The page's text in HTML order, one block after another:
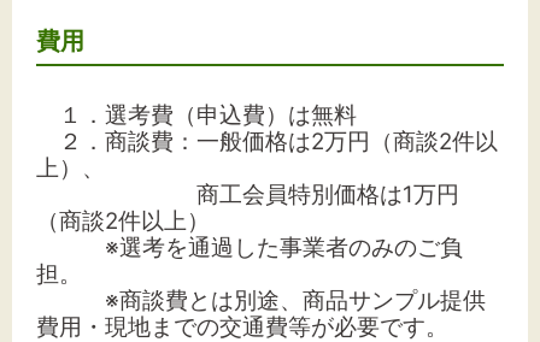
費用
１．選考費（申込費）は無料
２．商談費：一般価格は2万円（商談2件以
上）、
商工会員特別価格は1万円
（商談2件以上）
※選考を通過した事業者のみのご負
担。
※商談費とは別途、商品サンプル提供
費用・現地までの交通費等が必要です。